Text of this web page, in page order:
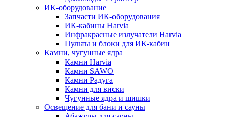
ИК-оборудование
Запчасти ИК-оборудования
ИК-кабины Harvia
Инфракрасные излучатели Harvia
Пульты и блоки для ИК-кабин
Камни, чугунные ядра
Камни Harvia
Камни SAWO
Камни Радуга
Камни для виски
Чугунные ядра и шишки
Освещение для бани и сауны